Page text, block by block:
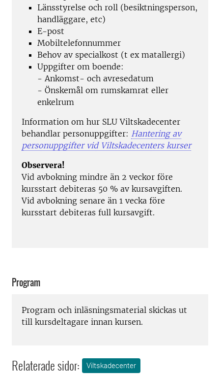
Länsstyrelse och roll (besiktningsperson,
handläggare, etc)
E-post
Mobiltelefonnummer
Behov av specialkost (t ex matallergi)
Uppgifter om boende:
- Ankomst- och avresedatum
- Önskemål om rumskamrat eller
enkelrum
Information om hur SLU Viltskadecenter
behandlar personuppgifter: Hantering av
personuppgifter vid Viltskadecenters kurser
Observera!
Vid avbokning mindre än 2 veckor före
kursstart debiteras 50 % av kursavgiften.
Vid avbokning senare än 1 vecka före
kursstart debiteras full kursavgift.
Program
Program och inläsningsmaterial skickas ut
till kursdeltagare innan kursen.
Relaterade sidor: Viltskadecenter